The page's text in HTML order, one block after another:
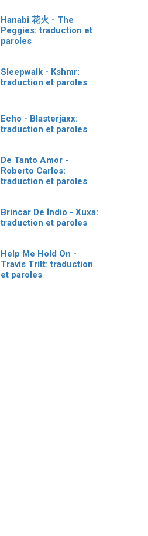
Hanabi 花火 - The
Peggies: traduction et
paroles
Sleepwalk - Kshmr:
traduction et paroles
Echo - Blasterjaxx:
traduction et paroles
De Tanto Amor -
Roberto Carlos:
traduction et paroles
Brincar De Índio - Xuxa:
traduction et paroles
Help Me Hold On -
Travis Tritt: traduction
et paroles